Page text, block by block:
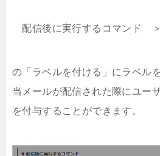
配信後に実行するコマンド
の「ラベルを付ける」にラベル
当メールが配信された際にユー
を付与することができます。